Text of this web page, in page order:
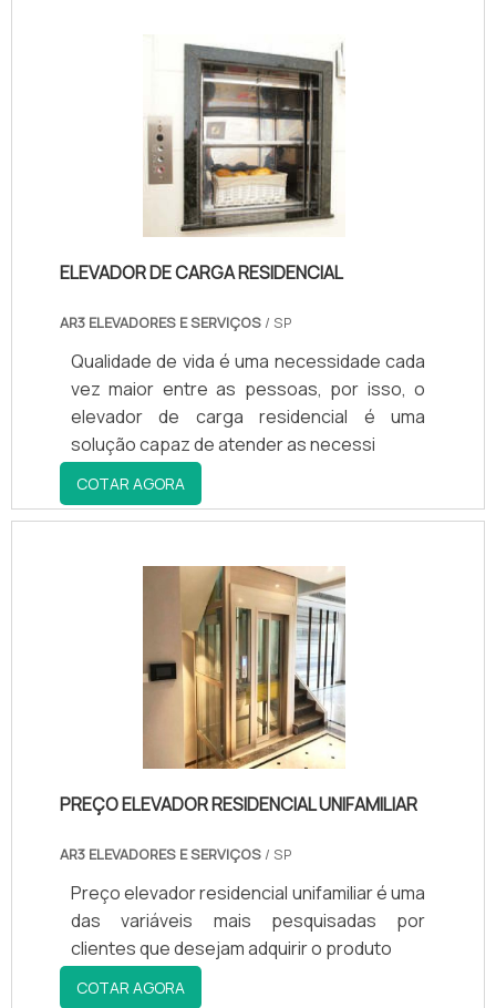
empresa oferece, como elevador de vidro
e elevadores de marca, podendo assim
atender todo tipo de equipamento com
segurança, eficiência e agilidade,
garantindo uma entrega de excelência de
ponta a ponta..
ELEVADOR DE CARGA RESIDENCIAL
AR3 ELEVADORES E SERVIÇOS / SP
Qualidade de vida é uma necessidade cada
vez maior entre as pessoas, por isso, o
elevador de carga residencial é uma
solução capaz de atender as necessi
COTAR AGORA
PREÇO ELEVADOR RESIDENCIAL UNIFAMILIAR
AR3 ELEVADORES E SERVIÇOS / SP
Preço elevador residencial unifamiliar é uma
das variáveis mais pesquisadas por
clientes que desejam adquirir o produto
COTAR AGORA